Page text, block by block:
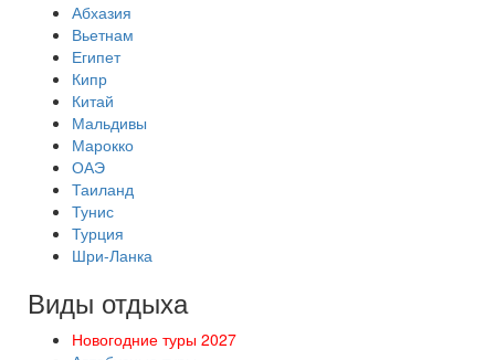
Абхазия
Вьетнам
Египет
Кипр
Китай
Мальдивы
Марокко
ОАЭ
Таиланд
Тунис
Турция
Шри-Ланка
Виды отдыха
Новогодние туры 2027